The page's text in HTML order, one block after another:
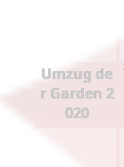
Umzug de
r Garden 2
020